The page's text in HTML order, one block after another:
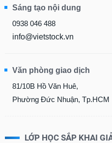
Sáng tạo nội dung
0938 046 488
info@vietstock.vn
Văn phòng giao dịch
81/10B Hồ Văn Huê,
Phường Đức Nhuận, Tp.HCM
LỚP HỌC SẮP KHAI